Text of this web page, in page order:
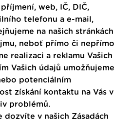
web, IČ, DIČ,
telefonu a e-mail,
na našich stránkách
neboť přímo či nepřímo
realizaci a reklamu Vašich
Vašich údajů umožňujeme
potenciálním
získání kontaktu na Vás v
problémů.
dozvíte v našich Zásadách